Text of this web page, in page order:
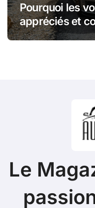
Pourquoi les
appréciés et
modèle
Le